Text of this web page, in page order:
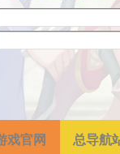
戏官网 总导航